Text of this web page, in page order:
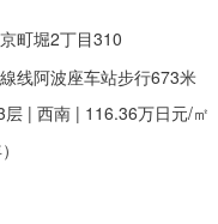
京町堀2丁目310
线阿波座车站步行673米
| 西南 | 116.36万日元/㎡